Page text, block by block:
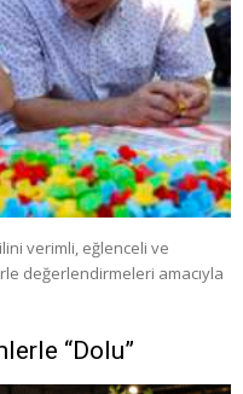
verimli, eğlenceli ve
değerlendirmeleri amacıyla
“Dolu”